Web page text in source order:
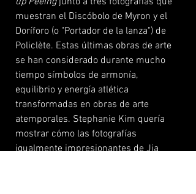
muestran el Discóbolo de Myron y el
Doríforo (o "Portador de la lanza") de
Policlète. Estas últimas obras de arte
se han considerado durante mucho
tiempo símbolos de armonía,
equilibrio y energía atlética
transformadas en obras de arte
atemporales. Stephanie Kim quería
mostrar cómo las fotografías
igualmente impresionantes de Jia